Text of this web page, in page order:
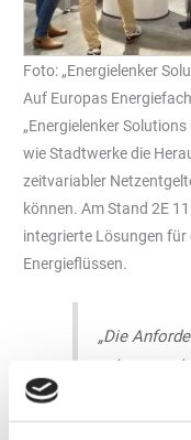
Foto: „Energielenker
Auf Europas
„Energielenker
wie Stadtwerke die
zeitvariabler
können. Am Stand 2E
integrierte Lösungen für
Energieflüssen.
„Die
zuletzt
Vertrauen